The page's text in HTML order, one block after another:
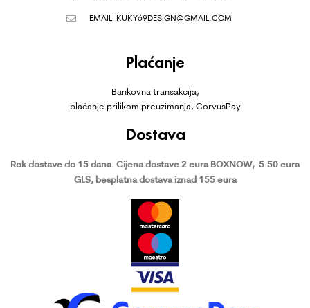
EMAIL: KUKY69DESIGN@GMAIL.COM
Plaćanje
Bankovna transakcija,
plaćanje prilikom preuzimanja, CorvusPay
Dostava
Rok dostave do 15 dana. Cijena dostave 2 eura BOXNOW, 5.50 eura
GLS, besplatna dostava iznad 155 eura